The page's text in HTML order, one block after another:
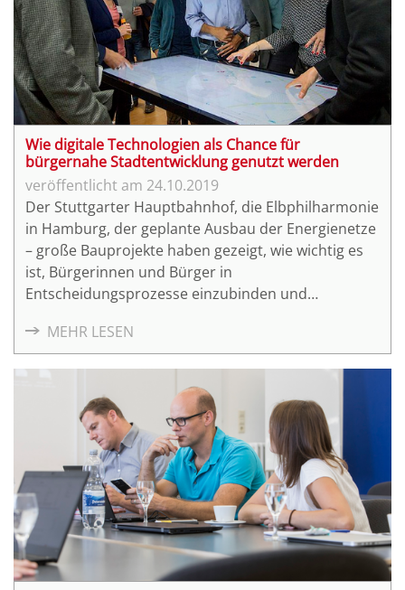
Wie digitale Technologien als Chance für
bürgernahe Stadtentwicklung genutzt werden
24.10.2019
Der Stuttgarter Hauptbahnhof, die Elbphilharmonie
in Hamburg, der geplante Ausbau der Energienetze
– große Bauprojekte haben gezeigt, wie wichtig es
ist, Bürgerinnen und Bürger in
Entscheidungsprozesse einzubinden und
Anwendungen können helfen, auch Nicht-Experten
umfassend zu informieren und deren Bedürfnisse
Hamburg beschreitet mit dem Tool DIPAS neue
MEHR LESEN